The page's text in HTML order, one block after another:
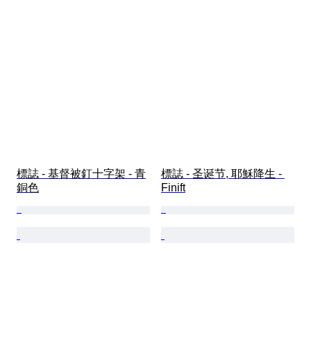
標誌 - 基督被釘十字架 - 青
銅色
標誌 - 圣诞节, 耶穌降生 -
Finift